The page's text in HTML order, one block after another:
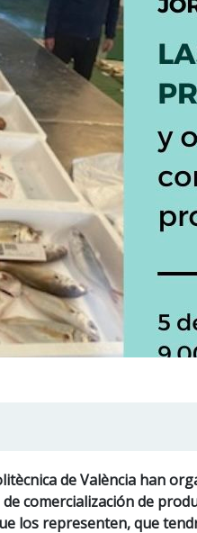
de València han
comercialización de
los representen, que